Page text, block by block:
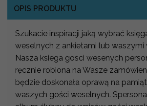
OPIS PRODUKTU
Szukacie inspiracji jaką wybrać
weselnych z ankietami lub waszymi
Nasza ksiega gosci wesenych
ręcznie robiona na Wasze
będzie doskonała oprawą na
waszych gości weselnych.